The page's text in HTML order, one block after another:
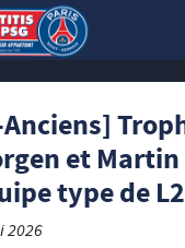
et
type de
2026